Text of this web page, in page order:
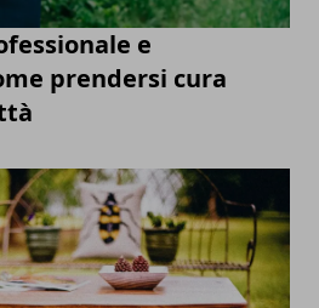
e
prendersi cura